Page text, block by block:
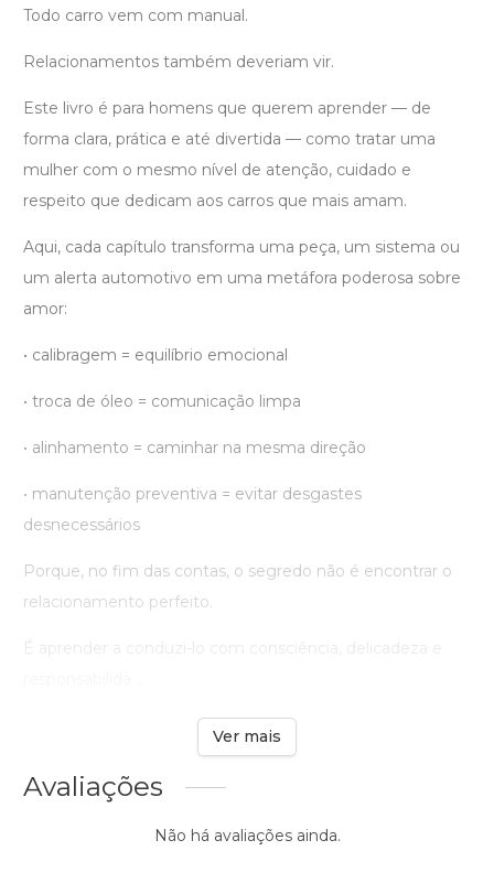
Todo carro vem com manual.
Relacionamentos também deveriam vir.
Este livro é para homens que querem aprender — de
forma clara, prática e até divertida — como tratar uma
mulher com o mesmo nível de atenção, cuidado e
respeito que dedicam aos carros que mais amam.
Aqui, cada capítulo transforma uma peça, um sistema ou
um alerta automotivo em uma metáfora poderosa sobre
amor:
• calibragem = equilíbrio emocional
• troca de óleo = comunicação limpa
• alinhamento = caminhar na mesma direção
• manutenção preventiva = evitar desgastes
desnecessários
Porque, no fim das contas, o segredo não é encontrar o
relacionamento perfeito.
É aprender a conduzi-lo com consciência, delicadeza e
Ver mais
Avaliações
Não há avaliações ainda.